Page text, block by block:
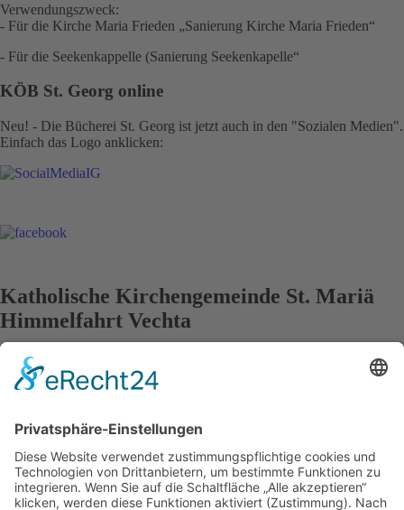
Verwendungszweck:
- Für die Kirche Maria Frieden „Sanierung Kirche Maria Frieden“
- Für die Seekenkappelle (Sanierung Seekenkapelle“
KÖB St. Georg online
Neu! - Die Bücherei St. Georg ist jetzt auch in den "Sozialen Medien".
Einfach das Logo anklicken:
Katholische Kirchengemeinde St. Mariä
Himmelfahrt Vechta
Am 25.03.2007 wurden die bis dahin drei eigenständigen Vechtaer
Kirchengemeinden St. Georg, Maria Frieden und St. Marien Oythe zu
einer neuen Kirchengemeinde mit dem Namen St. Mariä Himmelfahrt
St. Georg